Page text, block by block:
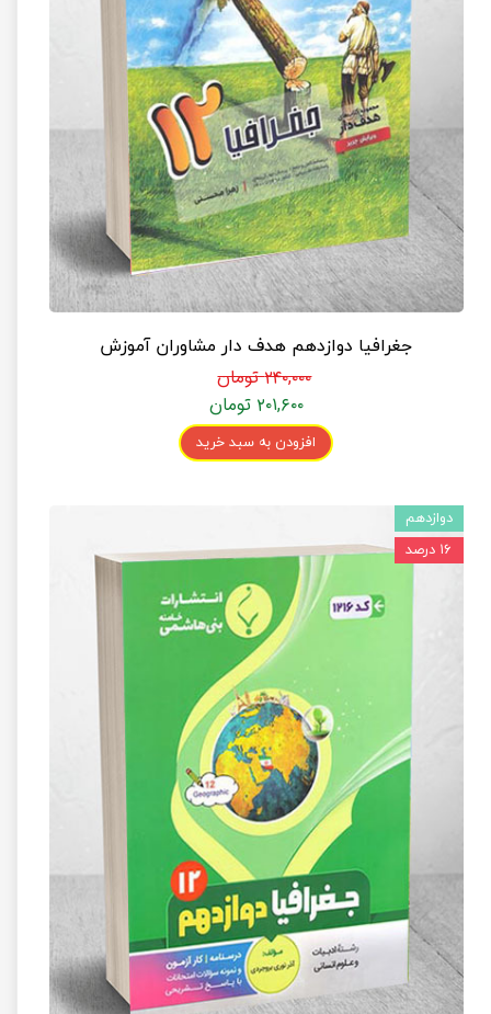
جغرافیا دوازدهم هدف دار مشاوران آموزش
۲۴۰,۰۰۰ تومان
۲۰۱,۶۰۰ تومان
افزودن به سبد خرید
دوازدهم
۱۶ درصد